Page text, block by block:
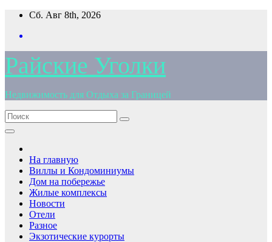
Перейти
содержимому
Сб. Авг 8th, 2026
Райские Уголки
Недвижимость для Отдыха за Границей
На главную
Виллы и Кондоминиумы
Дом на побережье
Жилые комплексы
Новости
Отели
Разное
Экзотические курорты